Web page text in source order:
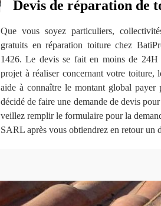
Devis de réparation de
Que vous soyez particuliers,
gratuits en réparation toiture chez
1426. Le devis se fait en moins de 24H
projet à réaliser concernant votre toiture,
aide à connaître le montant global
décidé de faire une demande de devis
veillez remplir le formulaire pour la
SARL après vous obtiendrez en retour un